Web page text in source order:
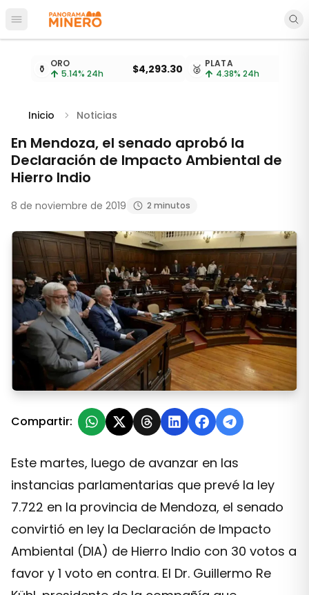
Abrir menú principal
Cotizaciones de metales actualizadas cada 15
⚱️ ORO
5.14% 24h $4,293.30 🥈 PLATA
4.38% 24h
Inicio Noticias
En Mendoza, el senado aprobó la
Declaración de Impacto Ambiental de
Hierro Indio
8 de noviembre de 2019 2 minutos
En Mendoza, el senado aprobó la Declaración de
Compartir:
Este martes, luego de avanzar en las
instancias parlamentarias que prevé la ley
7.722 en la provincia de Mendoza, el senado
convirtió en ley la Declaración de Impacto
Ambiental (DIA) de Hierro Indio con 30 votos a
favor y 1 voto en contra. El Dr. Guillermo Re